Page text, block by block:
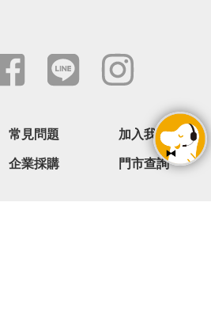
常見問題 加入我們
企業採購 門市查詢